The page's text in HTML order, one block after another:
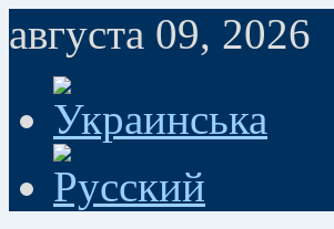
августа 09, 2026